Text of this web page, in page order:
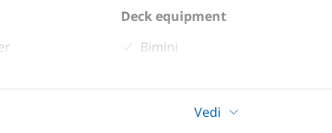
Deck equipment
Bimini
Deck hand shower
Vedi